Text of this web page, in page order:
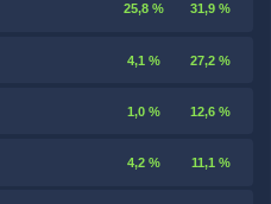
25,8 % 31,9 %
4,1 % 27,2 %
1,0 % 12,6 %
4,2 % 11,1 %